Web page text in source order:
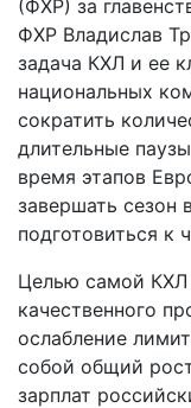
(ФХР) за
ФХР Владислав
задача КХЛ и ее
национальных
сократить
длительные
время этапов
завершать сезон
подготовиться к
Целью самой КХЛ
качественного
ослабление
собой общий
зарплат